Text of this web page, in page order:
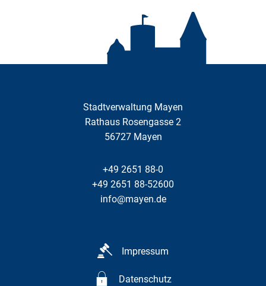
Stadtverwaltung Mayen
Rathaus Rosengasse 2
56727 Mayen
+49 2651 88-0
+49 2651 88-52600
info@mayen.de
Impressum
Datenschutz